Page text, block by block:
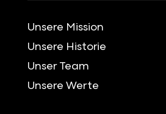
Unsere Mission
Unsere Historie
Unser Team
Unsere Werte